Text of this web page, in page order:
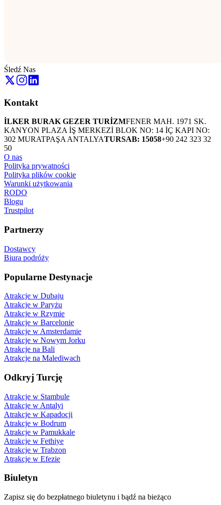
Śledź Nas
Kontakt
İLKER BURAK GEZER TURİZMFENER MAH. 1971 SK.
KANYON PLAZA İŞ MERKEZİ BLOK NO: 14 İÇ KAPI NO:
302 MURATPAŞA ANTALYATURSAB: 15058+90 242 323 32
50
O nas
Polityka prywatności
Polityka plików cookie
Warunki użytkowania
RODO
Blogu
Trustpilot
Partnerzy
Dostawcy
Biura podróży
Popularne Destynacje
Atrakcje w Dubaju
Atrakcje w Paryżu
Atrakcje w Rzymie
Atrakcje w Barcelonie
Atrakcje w Amsterdamie
Atrakcje w Nowym Jorku
Atrakcje na Bali
Atrakcje na Malediwach
Odkryj Turcję
Atrakcje w Stambule
Atrakcje w Antalyi
Atrakcje w Kapadocji
Atrakcje w Bodrum
Atrakcje w Pamukkale
Atrakcje w Fethiye
Atrakcje w Trabzon
Atrakcje w Efezie
Biuletyn
Zapisz się do bezpłatnego biuletynu i bądź na bieżąco